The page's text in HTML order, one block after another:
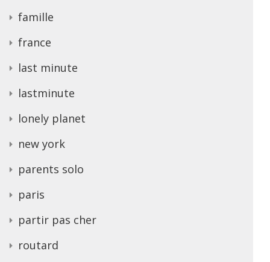
famille
france
last minute
lastminute
lonely planet
new york
parents solo
paris
partir pas cher
routard